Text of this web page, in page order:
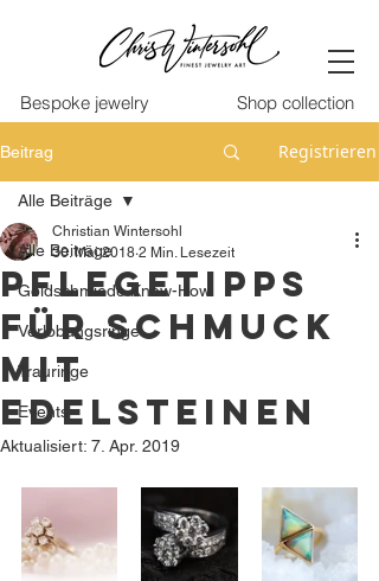
Bespoke jewelry Shop collection
Beitrag Registrieren
Alle Beiträge
Goldschmiede Know-How
Verlobungsringe
Trauringe
Events
Alle Beiträge
Pflegetipps
für Schmuck
mit
Edelsteinen
Christian Wintersohl
30. Mai 2018 2 Min. Lesezeit
Aktualisiert: 7. Apr. 2019